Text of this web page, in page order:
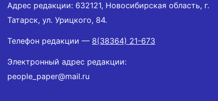
Адрес редакции: 632121, Новосибирская область, г.
Татарск, ул. Урицкого, 84.
Телефон редакции — 8(38364) 21-673
Электронный адрес редакции:
people_paper@mail.ru